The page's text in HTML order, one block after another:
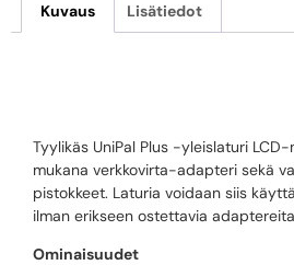
Kuvaus Lisätiedot
Tyylikäs UniPal Plus -yleislaturi
mukana verkkovirta-adapteri sekä
pistokkeet. Laturia voidaan siis
ilman erikseen ostettavia
Ominaisuudet